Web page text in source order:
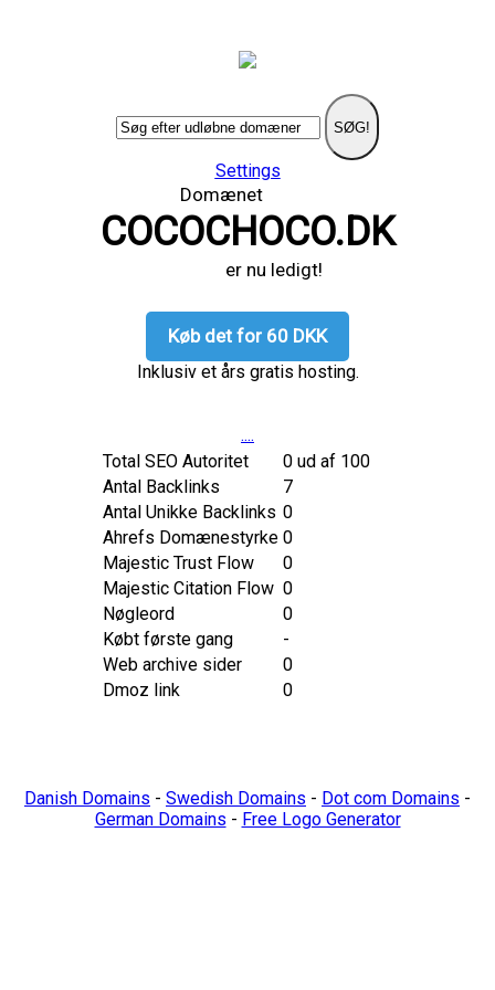
SØG!
Settings
Domænet
COCOCHOCO.DK
er nu ledigt!
Køb det for 60 DKK
Inklusiv et års gratis hosting.
....
Total SEO Autoritet
0 ud af 100
Antal Backlinks
7
Antal Unikke Backlinks 0
Ahrefs Domænestyrke 0
Majestic Trust Flow
0
Majestic Citation Flow 0
Nøgleord
0
Købt første gang
-
Web archive sider
0
Dmoz link
0
Danish Domains - Swedish Domains - Dot com Domains -
German Domains - Free Logo Generator